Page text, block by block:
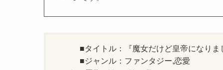
■タイトル：『魔女だけど皇帝になりま
■ジャンル：ファンタジー,恋愛